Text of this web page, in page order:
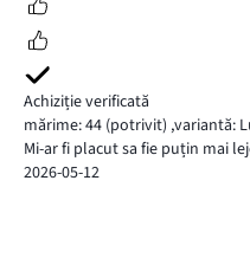
Achiziție verificată
mărime: 44 (potrivit) ,variantă:
Mi-ar fi placut sa fie puțin mai
2026-05-12